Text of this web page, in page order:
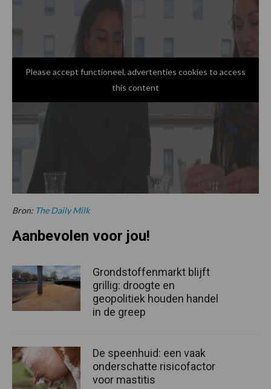
Please accept functioneel, advertenties cookies to access
this content
Bron: The Daily Milk
Aanbevolen voor jou!
Grondstoffenmarkt blijft
grillig: droogte en
geopolitiek houden handel
in de greep
De speenhuid: een vaak
onderschatte risicofactor
voor mastitis